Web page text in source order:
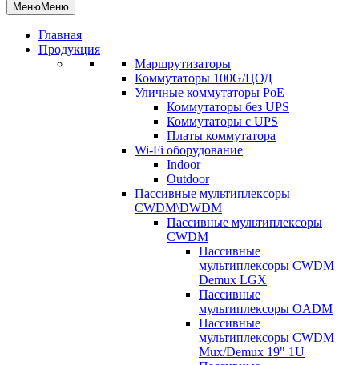
МенюМеню
Главная
Продукция
Маршрутизаторы
Коммутаторы 100G/ЦОД
Уличные коммутаторы PoE
Коммутаторы без UPS
Коммутаторы с UPS
Платы коммутатора
Wi-Fi оборудование
Indoor
Outdoor
Пассивные мультиплексоры
CWDM\DWDM
Пассивные мультиплексоры
CWDM
Пассивные
мультиплексоры CWDM
Demux LGX
Пассивные
мультиплексоры OADM
Пассивные
мультиплексоры CWDM
Mux/Demux 19" 1U